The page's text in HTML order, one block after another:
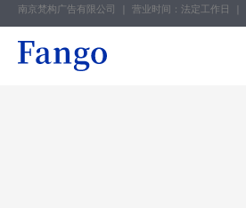
南京梵构广告有限公司 | 营业时间：法定工作日 |